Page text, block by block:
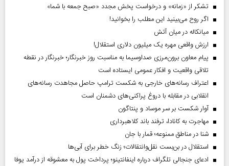
تشکر از «زمانه» و درخواست پخش مجدد «صبح جمعه با شما»
اگر روح می‌بینید این مطلب را بخوانید!
میانکاله در میان آتش
ارزش واقعی مهره یک میلیون دلاری استقلال!
پیام معاون برون‌مرزی صداوسیما به مناسبت روز خبرنگار؛ خبرنگار در نقطه
تلاقی واقعیت و افکار عمومی ایستاده است
اعتراف رسانه‌های خارجی به شکست ترامپ حاصل مجاهدت رسانه‌های
انقلابی در مقابله با دروغ پراکنی‌های دشمنان است
آوار شکست بر سر موساد و پنتاگون
مهاجرت به کانادا، ترفند باند کلاهبرداری
شنا در مناطق ممنوعه؛ قمار با جان
استقلال در بن‌بست نقل‌وانتقالات؛ زنگ خطر برای آبی‌ها
ادعای جنجالی تلگراف درباره اینفانتینو؛ پرداخت پول به معشوقه از درآمد یوفا